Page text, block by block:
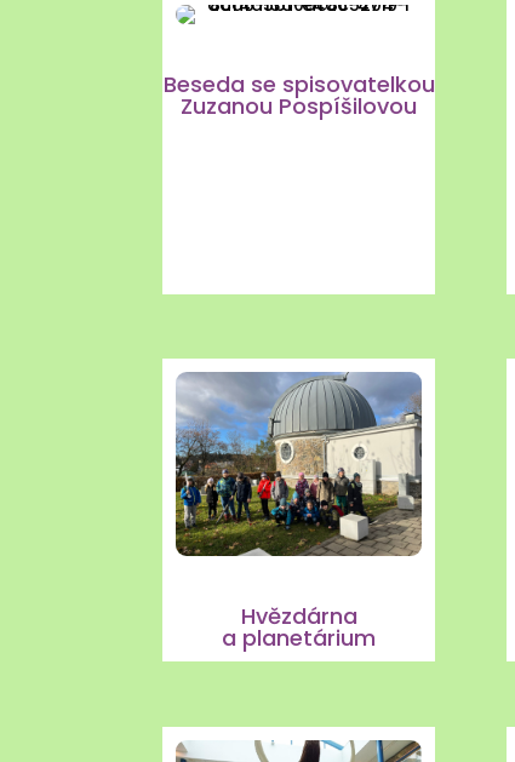
Beseda se spisovatelkou
Zuzanou Pospíšilovou
Hvězdárna
a planetárium